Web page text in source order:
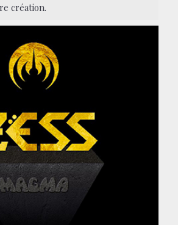
création.